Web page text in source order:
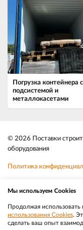
Погрузка контейнера с
подсистемой и
металлокасетами
© 2026 Поставки
оборудования
Политика
Телефон:8-800-350-
Электронная почта:
Мы используем Cookies
Продолжая использовать
использования Cookies.
сделать ваш опыт